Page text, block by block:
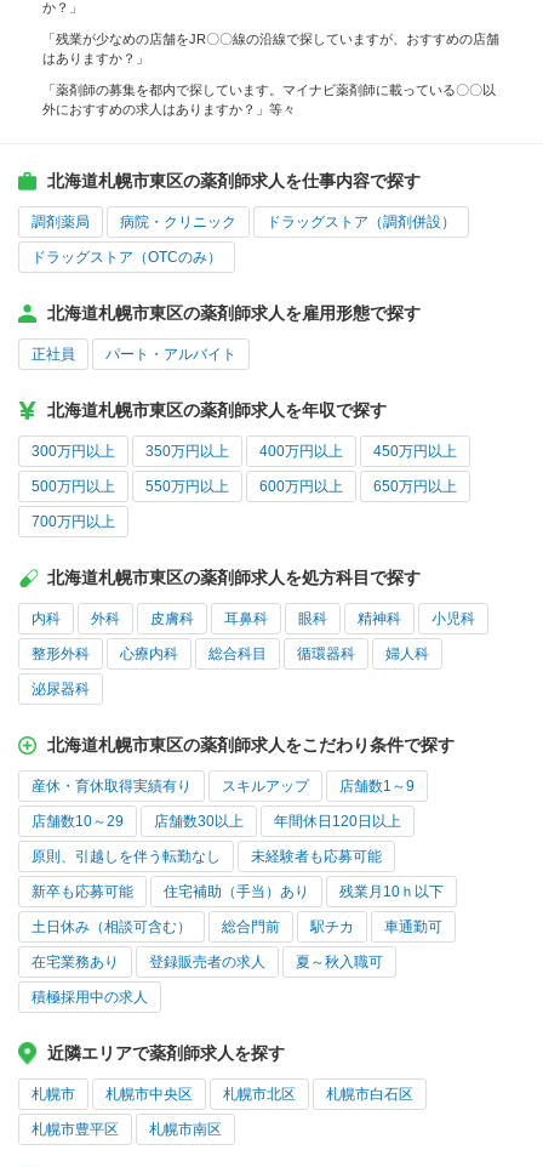
か？」
「残業が少なめの店舗をJR〇〇線の沿線で探していますが、おすすめの店舗
はありますか？」
「薬剤師の募集を都内で探しています。マイナビ薬剤師に載っている〇〇以
外におすすめの求人はありますか？」等々
北海道札幌市東区の薬剤師求人を仕事内容で探す
調剤薬局 病院・クリニック ドラッグストア（調剤併設）
ドラッグストア（OTCのみ）
北海道札幌市東区の薬剤師求人を雇用形態で探す
正社員 パート・アルバイト
北海道札幌市東区の薬剤師求人を年収で探す
300万円以上 350万円以上 400万円以上 450万円以上
500万円以上 550万円以上 600万円以上 650万円以上
700万円以上
北海道札幌市東区の薬剤師求人を処方科目で探す
内科 外科 皮膚科 耳鼻科 眼科 精神科 小児科
整形外科 心療内科 総合科目 循環器科 婦人科
泌尿器科
北海道札幌市東区の薬剤師求人をこだわり条件で探す
産休・育休取得実績有り スキルアップ 店舗数1～9
店舗数10～29 店舗数30以上 年間休日120日以上
原則、引越しを伴う転勤なし 未経験者も応募可能
新卒も応募可能 住宅補助（手当）あり 残業月10ｈ以下
土日休み（相談可含む） 総合門前 駅チカ 車通勤可
在宅業務あり 登録販売者の求人 夏～秋入職可
積極採用中の求人
近隣エリアで薬剤師求人を探す
札幌市 札幌市中央区 札幌市北区 札幌市白石区
札幌市豊平区 札幌市南区